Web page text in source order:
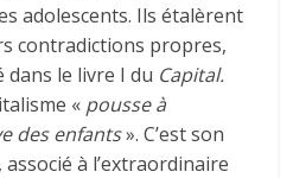
adolescents. Ils étalèrent
contradictions propres,
dans le livre I du Capital.
« pousse à
des enfants». C’est son
à l’extraordinaire